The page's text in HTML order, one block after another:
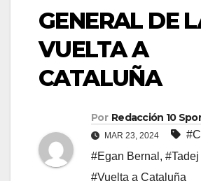
GENERAL DE
VUELTA A
CATALUÑA
Por Redacción 10
MAR 23, 2024
#Egan Bernal ,
#Vuelta a Cataluña